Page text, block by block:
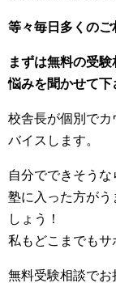
等々毎日多くのご
まずは無料の受
悩みを聞かせて下
校舎長が個別でカ
バイスします。
自分でできそうな
塾に入った方がう
しょう！
私もどこまでもサ
無料受験相談でお